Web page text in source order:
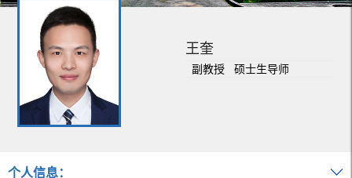
王奎
副教授 硕士生导师
个人信息：